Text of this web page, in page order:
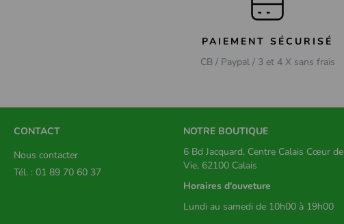
PAIEMENT SÉCURISÉ
CB / Paypal / 3 et 4 X sans frais
CONTACT
Nous contacter
Tél. : 01 89 70 60 37
NOTRE BOUTIQUE
6 Bd Jacquard, Centre Calais Cœur de
Vie, 62100 Calais
Horaires d'ouveture
Lundi au samedi de 10h00 à 19h00